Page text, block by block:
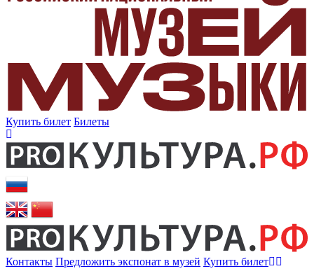
Купить билет Билеты
Контакты Предложить экспонат в музей Купить билет